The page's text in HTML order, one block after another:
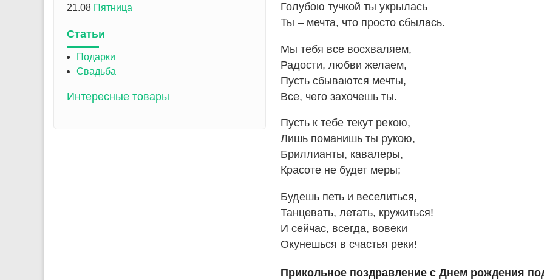
Голубою тучкой ты укрылась
Ты – мечта, что просто сбылась.
Мы тебя все восхваляем,
Радости, любви желаем,
Пусть сбываются мечты,
Все, чего захочешь ты.
Пусть к тебе текут рекою,
Лишь поманишь ты рукою,
Бриллианты, кавалеры,
Красоте не будет меры;
Будешь петь и веселиться,
Танцевать, летать, кружиться!
И сейчас, всегда, вовеки
Окунешься в счастья реки!
Прикольное поздравление с Днем рождения
21.08 Пятница
Статьи
Подарки
Свадьба
Интересные товары